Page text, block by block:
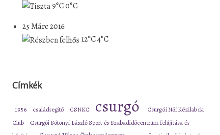
9°C0°C
25 Márc 2016
12°C4°C
Címkék
1956 családsegítő CSNKC csurgó
Csurgói Női Kézilabda
Club
Csurgói Sótonyi László Sport és Szabadidőcentrum felújítása és